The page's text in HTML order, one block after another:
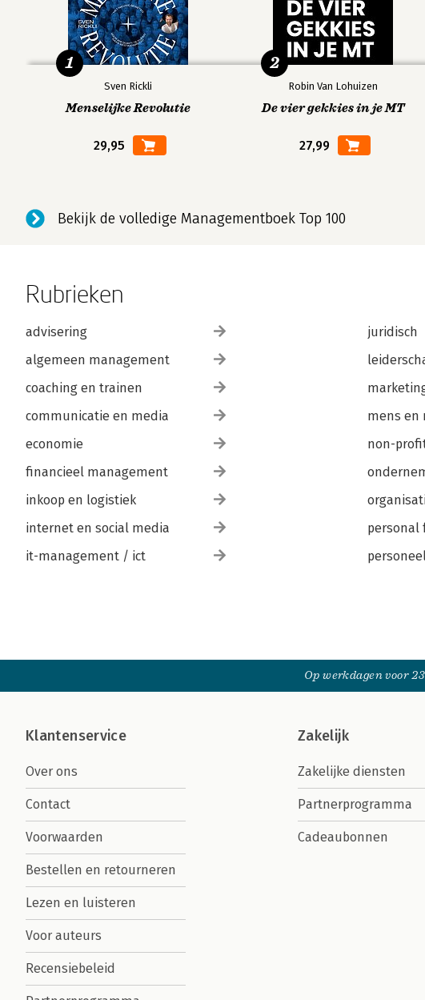
Sven Rickli
Menselijke Revolutie
29,95
1
Robin Van Lohuizen
De vier gekkies in je MT
27,99
2
Bekijk de volledige Managementboek Top 100
Rubrieken
advisering
algemeen management
coaching en trainen
communicatie en media
economie
financieel management
inkoop en logistiek
internet en social media
it-management / ict
juridisch
mens en
non-
personal
Op werkdagen voor
Klantenservice
Over ons
Contact
Voorwaarden
Bestellen en retourneren
Lezen en luisteren
Voor auteurs
Recensiebeleid
Zakelijk
Zakelijke diensten
Partnerprogramma
Cadeaubonnen